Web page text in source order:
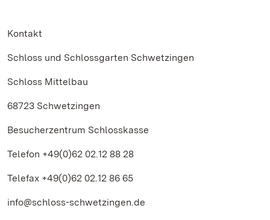
Kontakt
Schloss und Schlossgarten Schwetzingen
Schloss Mittelbau
68723 Schwetzingen
Besucherzentrum Schlosskasse
Telefon +49(0)62 02.12 88 28
Telefax +49(0)62 02.12 86 65
info@schloss-schwetzingen.de